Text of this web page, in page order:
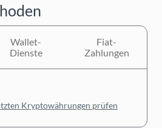
Wallet-
Dienste
Fiat-
Zahlungen
Kryptowährungen prüfen